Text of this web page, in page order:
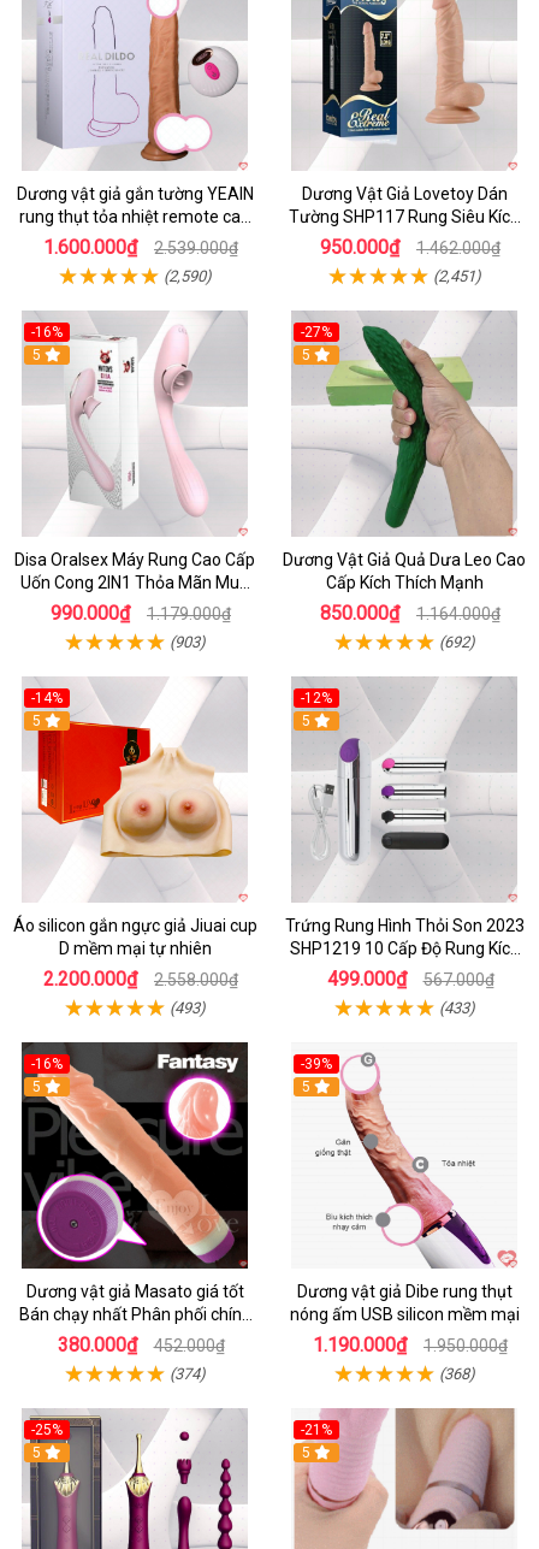
Dương vật giả gắn tường YEAIN
rung thụt tỏa nhiệt remote cao
cấp
1.600.000₫ 2.539.000₫
(2,590)
Dương Vật Giả Lovetoy Dán
Tường SHP117 Rung Siêu Kích
Thích
950.000₫ 1.462.000₫
(2,451)
-16%
5
Disa Oralsex Máy Rung Cao Cấp
Uốn Cong 2IN1 Thỏa Mãn Mua
Ngay
990.000₫ 1.179.000₫
(903)
-27%
5
Dương Vật Giả Quả Dưa Leo Cao
Cấp Kích Thích Mạnh
850.000₫ 1.164.000₫
(692)
-14%
5
Áo silicon gắn ngực giả Jiuai cup
D mềm mại tự nhiên
2.200.000₫ 2.558.000₫
(493)
-12%
5
Trứng Rung Hình Thỏi Son 2023
SHP1219 10 Cấp Độ Rung Kích
Thích
499.000₫ 567.000₫
(433)
-16%
5
Dương vật giả Masato giá tốt
Bán chạy nhất Phân phối chính
hãng
380.000₫ 452.000₫
(374)
-39%
5
Dương vật giả Dibe rung thụt
nóng ấm USB silicon mềm mại
1.190.000₫ 1.950.000₫
(368)
-25%
5
-21%
5